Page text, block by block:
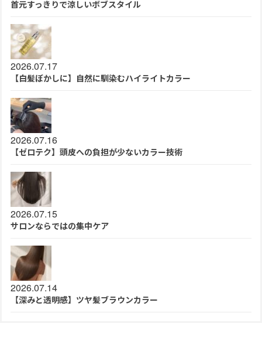
首元すっきりで涼しいボブスタイル
2026.07.17
【白髪ぼかしに】自然に馴染むハイライトカラー
2026.07.16
【ゼロテク】頭皮への負担が少ないカラー技術
2026.07.15
サロンならではの集中ケア
2026.07.14
【深みと透明感】ツヤ髪ブラウンカラー